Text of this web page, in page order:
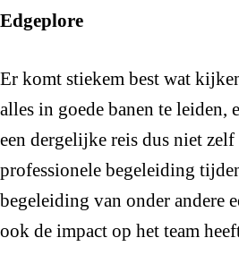
Edgeplore
Er komt stiekem best wat
alles in goede banen te leiden,
een dergelijke reis dus niet
professionele begeleiding
begeleiding van onder andere
ook de impact op het team